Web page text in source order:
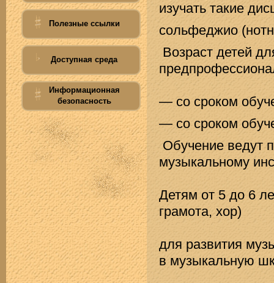
Полезные ссылки
Доступная среда
Информационная
безопасность
изучать такие
сольфеджио
Возраст детей
— со сроком
— со сроком
Обучение ведут
музыкальному
Детям от 5 до 6
грамота, хор)
для развития
в музыкальную